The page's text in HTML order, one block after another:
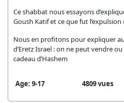
Ce shabbat nous essayons
Goush Katif et ce que fut
Nous en profitons pour expliquer
d’Eretz Israel : on ne peut vendre
cadeau d’Hashem
Age: 9-17 4809 vues